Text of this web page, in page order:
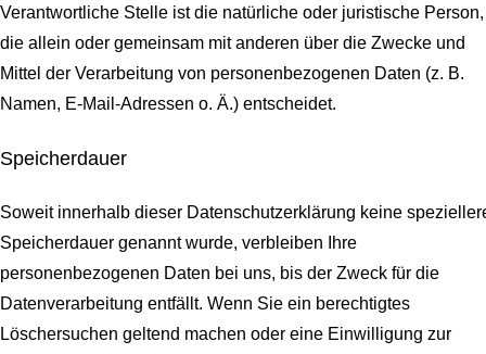
Verantwortliche Stelle ist die natürliche oder juristische Person,
die allein oder gemeinsam mit anderen über die Zwecke und
Mittel der Verarbeitung von personenbezogenen Daten (z. B.
Namen, E-Mail-Adressen o. Ä.) entscheidet.
Speicherdauer
Soweit innerhalb dieser Datenschutzerklärung keine
Speicherdauer genannt wurde, verbleiben Ihre
personenbezogenen Daten bei uns, bis der Zweck für die
Datenverarbeitung entfällt. Wenn Sie ein berechtigtes
Löschersuchen geltend machen oder eine Einwilligung zur